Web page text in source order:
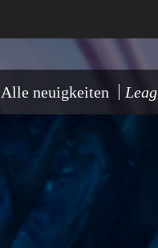
Alle neuigkeiten